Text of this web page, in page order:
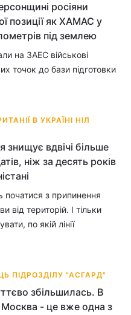
росіяни
позиції як ХАМАС у
під землею
на ЗАЕС військові
точок до бази підготовки
В УКРАЇНІ НІЛ
знищує вдвічі більше
ніж за десять років
з припинення
від територій. І тільки
по якій лінії
ПІДРОЗДІЛУ "АСГАРД"
збільшилась. В
Москва - це вже одна з